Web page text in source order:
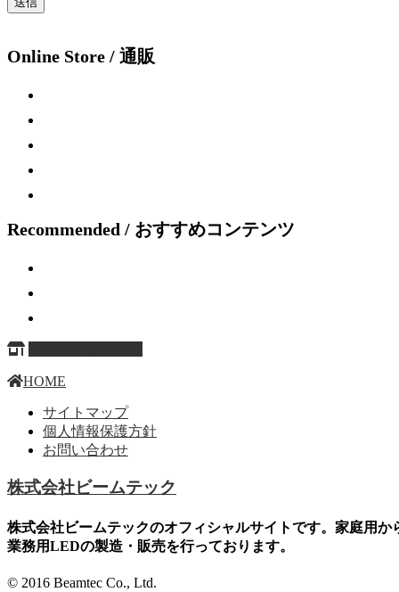
Online Store / 通販
Recommended / おすすめコンテンツ
HOME
サイトマップ
個人情報保護方針
お問い合わせ
株式会社ビームテック
株式会社ビームテックのオフィシャルサイトです。家庭用か
業務用LEDの製造・販売を行っております。
© 2016 Beamtec Co., Ltd.